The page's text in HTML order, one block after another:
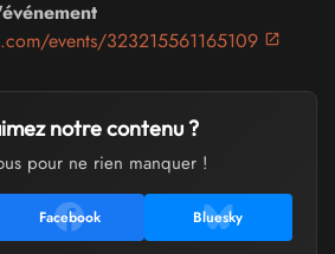
events/323215561165109
notre contenu ?
pour ne rien manquer !
Facebook Bluesky